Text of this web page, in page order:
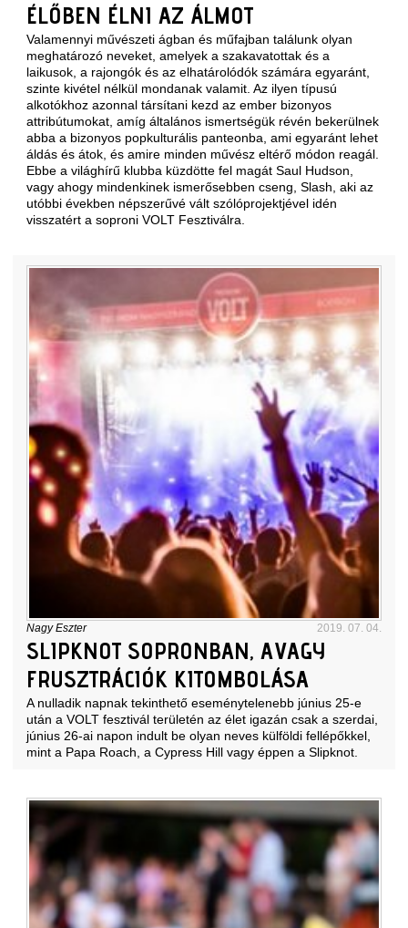
ÉLŐBEN ÉLNI AZ ÁLMOT
Valamennyi művészeti ágban és műfajban találunk olyan
meghatározó neveket, amelyek a szakavatottak és a
laikusok, a rajongók és az elhatárolódók számára egyaránt,
szinte kivétel nélkül mondanak valamit. Az ilyen típusú
alkotókhoz azonnal társítani kezd az ember bizonyos
attribútumokat, amíg általános ismertségük révén bekerülnek
abba a bizonyos popkulturális panteonba, ami egyaránt lehet
áldás és átok, és amire minden művész eltérő módon reagál.
Ebbe a világhírű klubba küzdötte fel magát Saul Hudson,
vagy ahogy mindenkinek ismerősebben cseng, Slash, aki az
utóbbi években népszerűvé vált szólóprojektjével idén
visszatért a soproni VOLT Fesztiválra.
Nagy Eszter 2019. 07. 04.
SLIPKNOT SOPRONBAN, AVAGY
FRUSZTRÁCIÓK KITOMBOLÁSA
A nulladik napnak tekinthető eseménytelenebb június 25-e
után a VOLT fesztivál területén az élet igazán csak a szerdai,
június 26-ai napon indult be olyan neves külföldi fellépőkkel,
mint a Papa Roach, a Cypress Hill vagy éppen a Slipknot.